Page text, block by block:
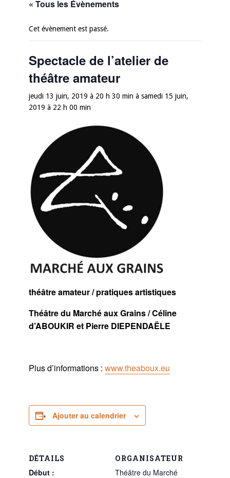
« Tous les Évènements
Cet évènement est passé.
Spectacle de l’atelier de
théâtre amateur
jeudi 13 juin, 2019 à 20 h 30 min à samedi 15 juin,
2019 à 22 h 00 min
théâtre amateur / pratiques artistiques
Théâtre du Marché aux Grains / Céline
d’ABOUKIR et Pierre DIEPENDAËLE
Plus d’informations : www.theaboux.eu
Ajouter au calendrier
DÉTAILS
Début :
ORGANISATEUR
Théâtre du Marché